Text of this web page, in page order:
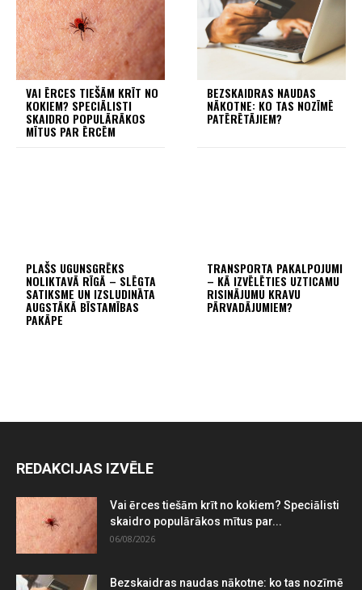
VAI ĒRCES TIEŠĀM KRĪT NO
KOKIEM? SPECIĀLISTI
SKAIDRO POPULĀRĀKOS
MĪTUS PAR ĒRCĒM
BEZSKAIDRAS NAUDAS
NĀKOTNE: KO TAS NOZĪMĒ
PATĒRĒTĀJIEM?
PLAŠS UGUNSGRĒKS
NOLIKTAVĀ RĪGĀ – SLĒGTA
SATIKSME UN IZSLUDINĀTA
AUGSTĀKĀ BĪSTAMĪBAS
PAKĀPE
TRANSPORTA PAKALPOJUMI
– KĀ IZVĒLĒTIES UZTICAMU
RISINĀJUMU KRAVU
PĀRVADĀJUMIEM?
REDAKCIJAS IZVĒLE
Vai ērces tiešām krīt no kokiem? Speciālisti
skaidro populārākos mītus par...
06/08/2026
Bezskaidras naudas nākotne: ko tas nozīmē